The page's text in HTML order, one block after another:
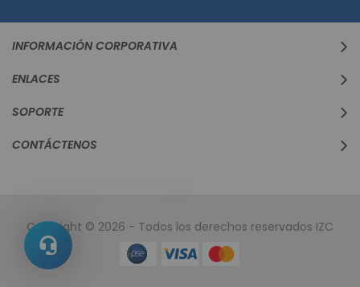
INFORMACIÓN CORPORATIVA
ENLACES
SOPORTE
CONTÁCTENOS
Copyright © 2026 - Todos los derechos reservados IZC